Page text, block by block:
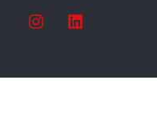
I
n
a
L
i
e